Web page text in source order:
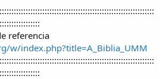
referencia
w/index.php?title=A_Biblia_UMM